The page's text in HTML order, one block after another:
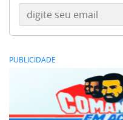
PUBLICIDADE